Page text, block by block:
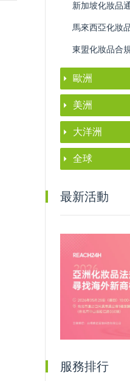
新加坡化妝品
馬來西亞化妝
東盟化妝品合
歐洲
美洲
大洋洲
全球
最新活動
服務排行